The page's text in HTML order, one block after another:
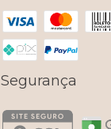
Segurança